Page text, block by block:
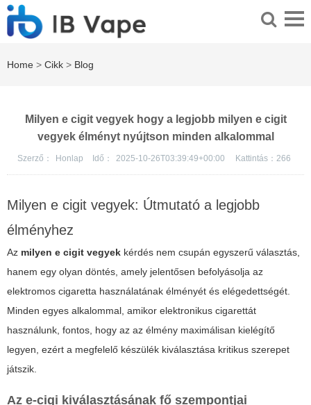
Home > Cikk > Blog
Milyen e cigit vegyek hogy a legjobb milyen e cigit
vegyek élményt nyújtson minden alkalommal
Szerző： Honlap Idő： 2025-10-26T03:39:49+00:00 Kattintás： 266
Milyen e cigit vegyek: Útmutató a legjobb
élményhez
Az milyen e cigit vegyek kérdés nem csupán egyszerű választás,
hanem egy olyan döntés, amely jelentősen befolyásolja az
elektromos cigaretta használatának élményét és elégedettségét.
Minden egyes alkalommal, amikor elektronikus cigarettát
használunk, fontos, hogy az az élmény maximálisan kielégítő
legyen, ezért a megfelelő készülék kiválasztása kritikus szerepet
játszik.
Az e-cigi kiválasztásának fő szempontjai